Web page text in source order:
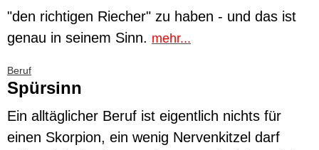
"den richtigen Riecher" zu haben - und das ist
genau in seinem Sinn. mehr...
Beruf
Spürsinn
Ein alltäglicher Beruf ist eigentlich nichts für
einen Skorpion, ein wenig Nervenkitzel darf